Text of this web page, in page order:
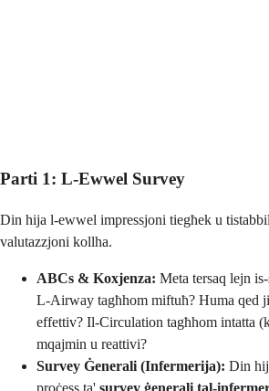
Parti 1: L-Ewwel Survey
Din hija l-ewwel impressjoni tiegħek u
valutazzjoni kollha.
ABCs & Koxjenza: Meta tersaq lejn
L-Airway tagħhom miftuħ? Huma qed
effettiv? Il-Circulation tagħhom intatta
mqajmin u reattivi?
Survey Ġenerali (Infermerija): Din
proċess ta' survey ġenerali tal-